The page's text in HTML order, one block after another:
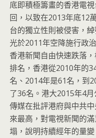
底即積極籌畫的香港電
回，以致在2013年底12
台的獨立性則被侵害，
光於2011年空降施行政
香港新聞自由快速跌落
排名，香港從2010年的
名、2014年是61名，到
了36名。港大2015年4月
傳媒在批評港府與中共
來最高，對電視新聞的
塌，說明持續經年的量